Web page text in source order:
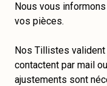
Nous vous
vos pièces.
Nos Tillistes
contactent par mail
ajustements sont